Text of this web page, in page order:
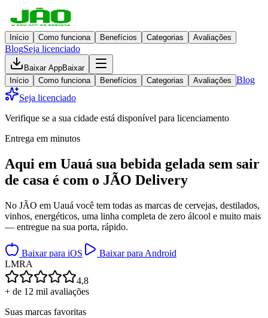
Início Como funciona Benefícios Categorias Avaliações
BlogSeja licenciado
Baixar AppBaixar
Início
Como funciona Benefícios Categorias Avaliações Blog
Seja licenciado
Verifique se a sua cidade está disponível para licenciamento
Entrega em minutos
Aqui em Uauá sua bebida gelada sem sair
de casa é com o JÃO Delivery
No JÃO em Uauá você tem todas as marcas de cervejas, destilados,
vinhos, energéticos, uma linha completa de zero álcool e muito mais
— entregue na sua porta, rápido.
Baixar para iOS
Baixar para Android
LMRA
4,8
+ de 12 mil avaliações
Suas marcas favoritas